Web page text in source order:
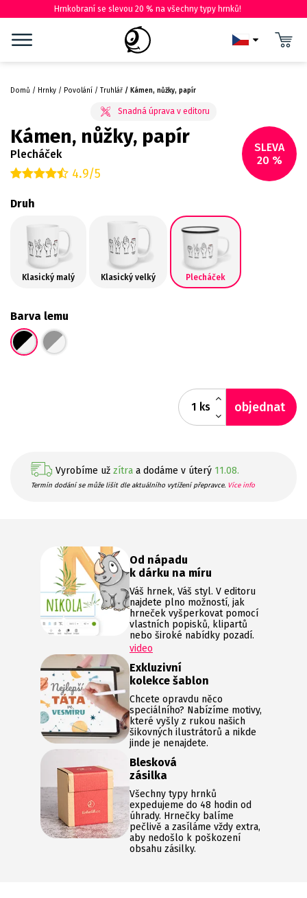
Hrnkobraní se slevou 20 % na všechny typy hrnků!
Domů Hrnky Povolání Truhlář Kámen, nůžky, papír
SLEVA
20 %
Kámen, nůžky, papír
Plecháček
4.9/5
Druh
Klasický malý Klasický velký Plecháček
Barva lemu
ks objednat
Vyrobíme už zítra a dodáme v úterý 11.08.
Termín dodání se může lišit dle aktuálního vytížení přepravce. Více info
Od nápadu
k dárku na míru
Váš hrnek, Váš styl. V editoru
najdete plno možností, jak
hrneček vyšperkovat pomocí
vlastních popisků, klipartů
nebo široké nabídky pozadí.
video
Exkluzivní
kolekce šablon
Chcete opravdu něco
speciálního? Nabízíme motivy,
které vyšly z rukou našich
šikovných ilustrátorů a nikde
jinde je nenajdete.
Blesková
zásilka
Všechny typy hrnků
expedujeme do 48 hodin od
úhrady. Hrnečky balíme
pečlivě a zasíláme vždy extra,
aby nedošlo k poškození
obsahu zásilky.